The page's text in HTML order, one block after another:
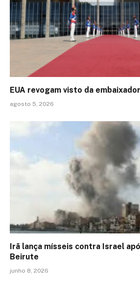
EUA revogam visto da
agosto 5, 2026
Irã lança mísseis contra Israel
Beirute
junho 8, 2026